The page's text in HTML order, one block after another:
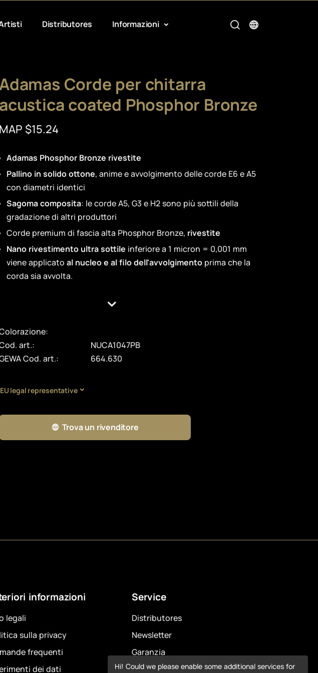
Distributores Informazioni
Corde per chitarra
acustica coated Phosphor Bronze
MAP $15.24
Adamas Phosphor Bronze rivestite
Pallino in solido ottone, anime e avvolgimento delle corde E6 e A5
con diametri identici
Sagoma composita: le corde A5, G3 e H2 sono più sottili della
gradazione di altri produttori
Corde premium di fascia alta Phosphor Bronze, rivestite
Nano rivestimento ultra sottile inferiore a 1 micron = 0,001 mm
viene applicato al nucleo e al filo dell'avvolgimento prima che la
corda sia avvolta.
art.:
NUCA1047PB
Cod. art.:
664.630
EU legal representative
Trova un rivenditore
informazioni
legali
sulla privacy
frequenti
dei dati
Service
Distributores
Newsletter
Garanzia
Downloads
Hi! Could we please enable some additional services for